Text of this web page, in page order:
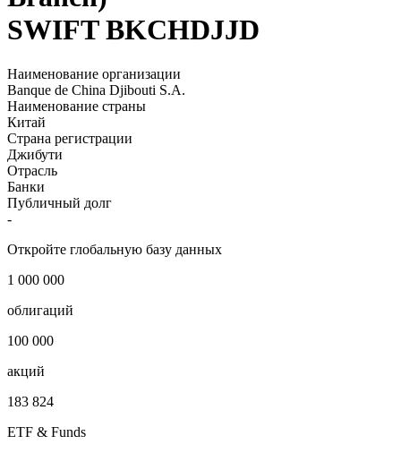
SWIFT BKCHDJJD
Наименование организации
Banque de China Djibouti S.A.
Наименование страны
Китай
Страна регистрации
Джибути
Отрасль
Банки
Публичный долг
-
Откройте глобальную базу данных
1 000 000
облигаций
100 000
акций
183 824
ETF & Funds